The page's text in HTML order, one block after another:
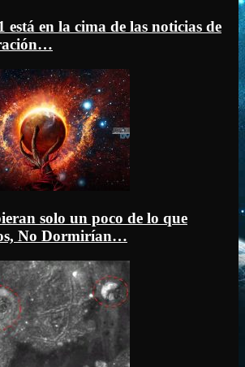
está en la cima de las noticias de
solo un poco de lo que
No Dormirían…